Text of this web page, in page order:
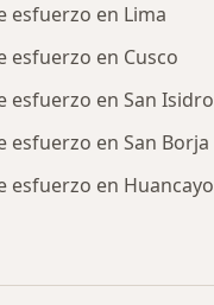
esfuerzo en Lima
esfuerzo en Cusco
esfuerzo en San Isidro
en San Borja
esfuerzo en Huancayo